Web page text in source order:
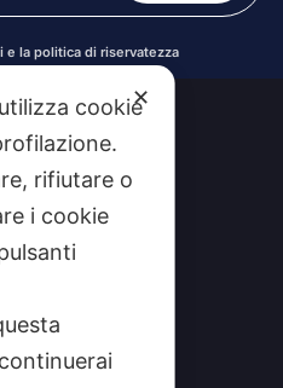
la politica di riservatezza
✕
cookie
rifiutare o
i cookie